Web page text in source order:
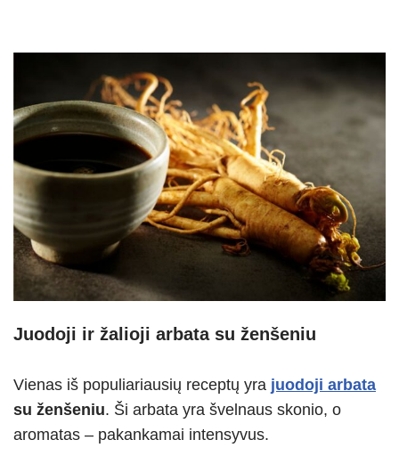
Juodoji ir žalioji arbata su ženšeniu
Vienas iš populiariausių receptų yra juodoji arbata
su ženšeniu. Ši arbata yra švelnaus skonio, o
aromatas – pakankamai intensyvus.